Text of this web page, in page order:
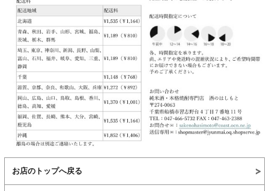
お店のトップへ戻る